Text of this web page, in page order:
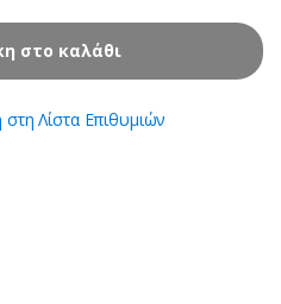
στο καλάθι
Λίστα Επιθυμιών